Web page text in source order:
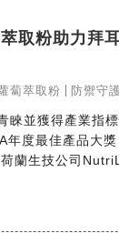
取粉助力拜
蔔萃取粉 防禦守
睞並獲得產業指
度最佳產品大
生技公司